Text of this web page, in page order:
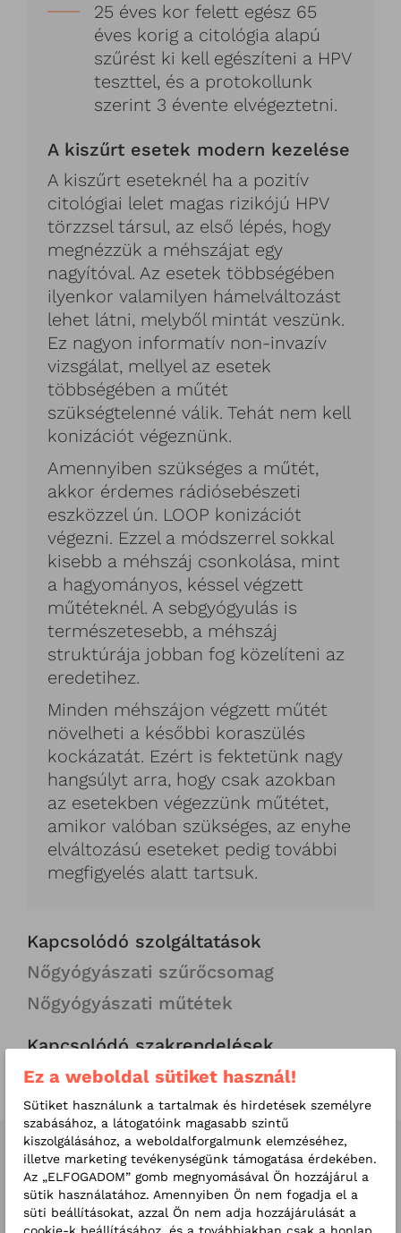
25 éves kor felett egész 65
éves korig a citológia alapú
szűrést ki kell egészíteni a HPV
teszttel, és a protokollunk
szerint 3 évente elvégeztetni.
A kiszűrt esetek modern kezelése
A kiszűrt eseteknél ha a pozitív
citológiai lelet magas rizikójú HPV
törzzsel társul, az első lépés, hogy
megnézzük a méhszájat egy
nagyítóval. Az esetek többségében
ilyenkor valamilyen hámelváltozást
lehet látni, melyből mintát veszünk.
Ez nagyon informatív non-invazív
vizsgálat, mellyel az esetek
többségében a műtét
szükségtelenné válik. Tehát nem kell
konizációt végeznünk.
Amennyiben szükséges a műtét,
akkor érdemes rádiósebészeti
eszközzel ún. LOOP konizációt
végezni. Ezzel a módszerrel sokkal
kisebb a méhszáj csonkolása, mint
a hagyományos, késsel végzett
műtéteknél. A sebgyógyulás is
természetesebb, a méhszáj
struktúrája jobban fog közelíteni az
eredetihez.
Minden méhszájon végzett műtét
növelheti a későbbi koraszülés
kockázatát. Ezért is fektetünk nagy
hangsúlyt arra, hogy csak azokban
az esetekben végezzünk műtétet,
amikor valóban szükséges, az enyhe
elváltozású eseteket pedig további
megfigyelés alatt tartsuk.
Kapcsolódó szolgáltatások
Nőgyógyászati szűrőcsomag
Nőgyógyászati műtétek
Kapcsolódó szakrendelések
Nőgyógyászat szakrendelés
Kapcsolódó orvosaink
Ez a weboldal sütiket használ!
Sütiket használunk a tartalmak és hirdetések személyre
szabásához, a látogatóink magasabb szintű
kiszolgálásához, a weboldalforgalmunk elemzéséhez,
illetve marketing tevékenységünk támogatása érdekében.
Az „ELFOGADOM” gomb megnyomásával Ön hozzájárul a
sütik használatához. Amennyiben Ön nem fogadja el a
süti beállításokat, azzal Ön nem adja hozzájárulását a
cookie-k beállításához, és a továbbiakban csak a honlap